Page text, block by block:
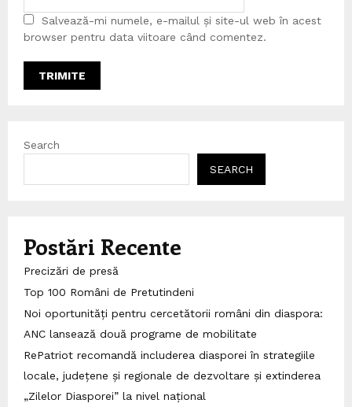
Salvează-mi numele, e-mailul și site-ul web în acest
browser pentru data viitoare când comentez.
Search
SEARCH
Postări Recente
Precizări de presă
Top 100 Români de Pretutindeni
Noi oportunități pentru cercetătorii români din diaspora:
ANC lansează două programe de mobilitate
RePatriot recomandă includerea diasporei în strategiile
locale, județene și regionale de dezvoltare și extinderea
„Zilelor Diasporei” la nivel național